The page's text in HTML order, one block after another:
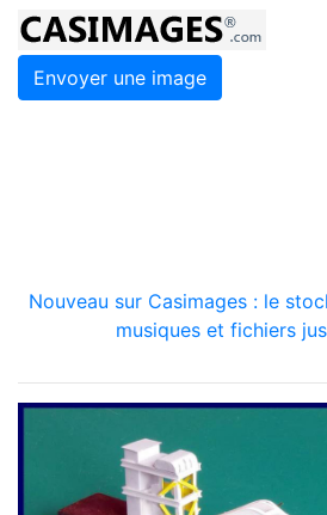
Envoyer une image
Nouveau sur Casimages : le
musiques et fichiers